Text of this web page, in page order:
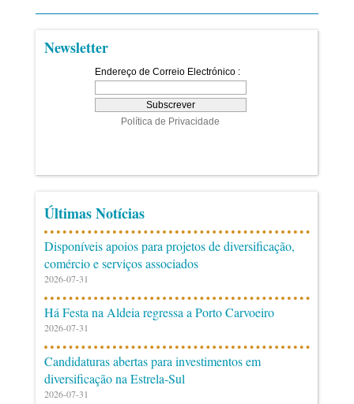
Newsletter
Últimas Notícias
Disponíveis apoios para projetos de diversificação,
comércio e serviços associados
2026-07-31
Há Festa na Aldeia regressa a Porto Carvoeiro
2026-07-31
Candidaturas abertas para investimentos em
diversificação na Estrela-Sul
2026-07-31